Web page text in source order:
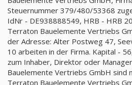
Steuernummer 379/480/53368
IdNr - DE938888549, HRB - HRB
Terraton Bauelemente Vertriebs
der Adresse: Alter Postweg 47,
10 arbeiten in der Firma. Kapital -
zum Inhaber, Direktor oder
Bauelemente Vertriebs GmbH sind
Terraton Bauelemente Vertriebs